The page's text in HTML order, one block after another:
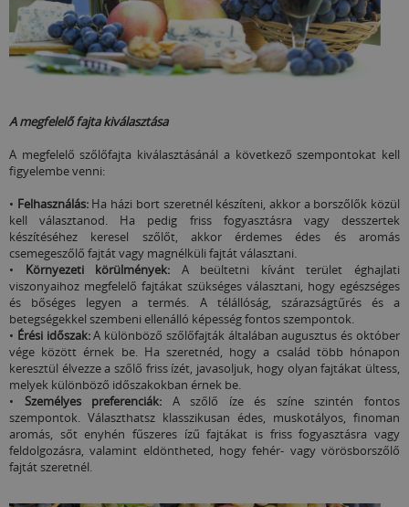
A megfelelő fajta kiválasztása
A megfelelő szőlőfajta kiválasztásánál a következő szempontokat kell
figyelembe venni:
• Felhasználás:Ha házi bort szeretnél készíteni, akkor a borszőlők közül
kell választanod. Ha pedig friss fogyasztásra vagy desszertek
készítéséhez keresel szőlőt, akkor érdemes édes és aromás
csemegeszőlő fajtát vagy magnélküli fajtát választani.
• Környezeti körülmények: A beültetni kívánt terület éghajlati
viszonyaihoz megfelelő fajtákat szükséges választani, hogy egészséges
és bőséges legyen a termés. A télállóság, szárazságtűrés és a
betegségekkel szembeni ellenálló képesség fontos szempontok.
• Érési időszak:A különböző szőlőfajták általában augusztus és október
vége között érnek be. Ha szeretnéd, hogy a család több hónapon
keresztül élvezze a szőlő friss ízét, javasoljuk, hogy olyan fajtákat ültess,
melyek különböző időszakokban érnek be.
• Személyes preferenciák: A szőlő íze és színe szintén fontos
szempontok. Választhatsz klasszikusan édes, muskotályos, finoman
aromás, sőt enyhén fűszeres ízű fajtákat is friss fogyasztásra vagy
feldolgozásra, valamint eldöntheted, hogy fehér- vagy vörösborszőlő
fajtát szeretnél.